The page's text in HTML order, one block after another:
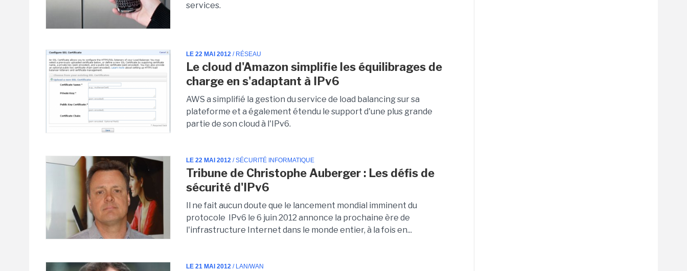
services.
LE 22 MAI 2012 / RÉSEAU
Le cloud d'Amazon simplifie les équilibrages de
charge en s'adaptant à IPv6
AWS a simplifié la gestion du service de load balancing sur sa
plateforme et a également étendu le support d'une plus grande
partie de son cloud à l'IPv6.
LE 22 MAI 2012 / SÉCURITÉ INFORMATIQUE
Tribune de Christophe Auberger : Les défis de
sécurité d'IPv6
Il ne fait aucun doute que le lancement mondial imminent du
protocole IPv6 le 6 juin 2012 annonce la prochaine ère de
l'infrastructure Internet dans le monde entier, à la fois en...
LE 21 MAI 2012 / LAN/WAN